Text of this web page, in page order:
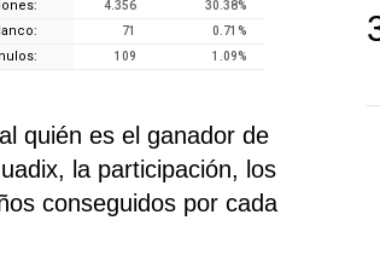
4.356 30.38%
71 0.71 %
109 1.09%
quién es el ganador de
la participación, los
conseguidos por cada